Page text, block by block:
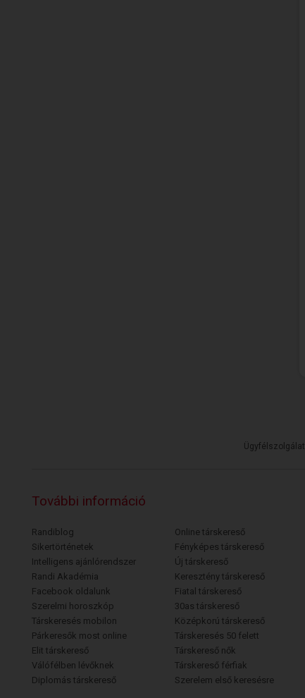
Ügyfélszolgálat
További információ
Randiblog
Sikertörténetek
Intelligens ajánlórendszer
Randi Akadémia
Facebook oldalunk
Szerelmi horoszkóp
Társkeresés mobilon
Párkeresők most online
Elit társkereső
Válófélben lévőknek
Diplomás társkereső
Online társkereső
Fényképes társkereső
Új társkereső
Keresztény társkereső
Fiatal társkereső
30as társkereső
Középkorú társkereső
Társkeresés 50 felett
Társkereső nők
Társkereső férfiak
Szerelem első keresésre